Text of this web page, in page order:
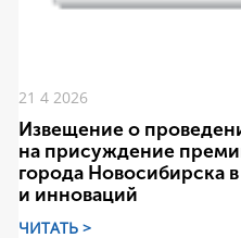
21 4 2026
Извещение о
на присуждение
города Новосибирска
и инноваций
ЧИТАТЬ >